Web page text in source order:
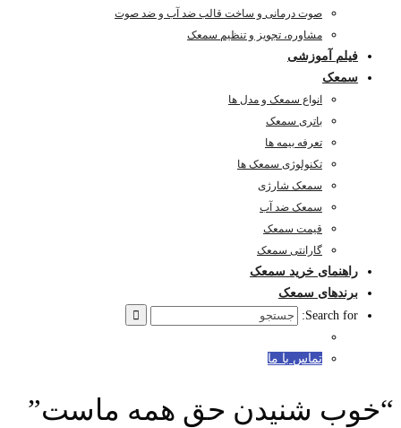
صوت درمانی و ساخت قالب ضد آب و ضد صوت
مشاوره، تجویز و تنظیم سمعک
فیلم آموزشی
سمعک
انواع سمعک و مدل ها
باتری سمعک
تعرفه بیمه ها
تکنولوژی سمعک ها
سمعک شارژی
سمعک ضد آب
قیمت سمعک
گارانتی سمعک
راهنمای خرید سمعک
برندهای سمعک
Search for:
تماس با ما
“خوب شنیدن حق همه ماست”